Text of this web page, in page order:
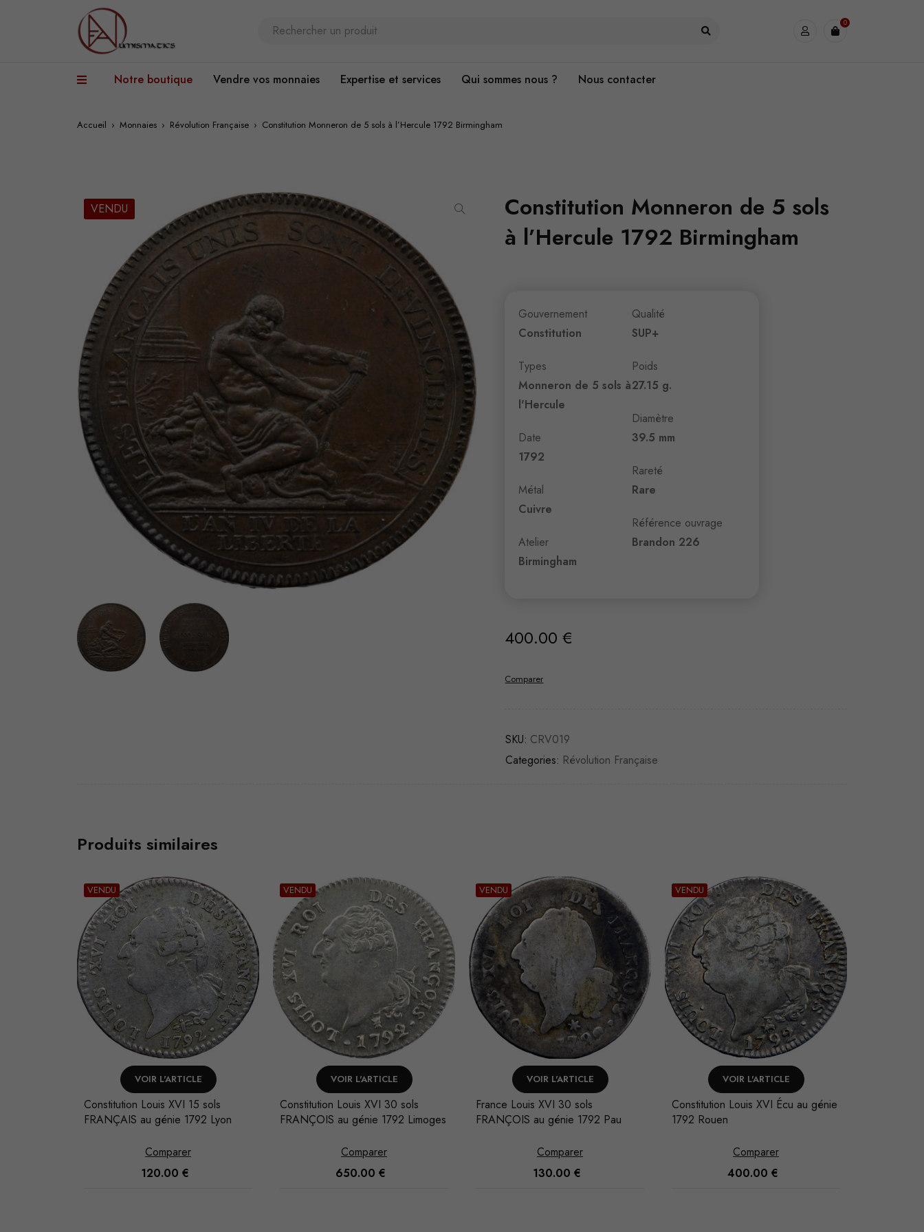
0
Notre boutique Vendre vos monnaies Expertise et services Qui sommes nous ? Nous contacter
Accueil › Monnaies › Révolution Française › Constitution Monneron de 5 sols à l’Hercule 1792 Birmingham
VENDU
Constitution Monneron de 5 sols
à l’Hercule 1792 Birmingham
Gouvernement
Constitution
Types
Monneron de 5 sols à
l'Hercule
Date
1792
Métal
Cuivre
Atelier
Birmingham
Qualité
SUP+
Poids
27.15 g.
Diamètre
39.5 mm
Rareté
Rare
Référence ouvrage
Brandon 226
400.00€
Comparer
SKU: CRV019
Categories: Révolution Française
Produits similaires
VENDU
VOIR L'ARTICLE
Constitution Louis XVI 15 sols
FRANÇAIS au génie 1792 Lyon
Comparer
120.00 €
VENDU
VOIR L'ARTICLE
Constitution Louis XVI 30 sols
FRANÇOIS au génie 1792 Limoges
Comparer
650.00 €
VENDU
VOIR L'ARTICLE
France Louis XVI 30 sols
FRANÇOIS au génie 1792 Pau
Comparer
130.00 €
VENDU
VOIR L'ARTICLE
Constitution Louis XVI Écu au génie
1792 Rouen
Comparer
400.00 €